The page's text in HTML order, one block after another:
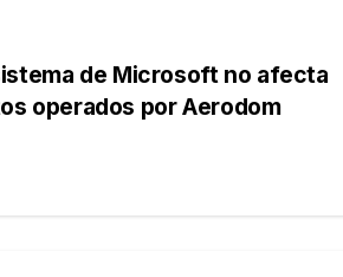
de Microsoft no afecta
operados por Aerodom